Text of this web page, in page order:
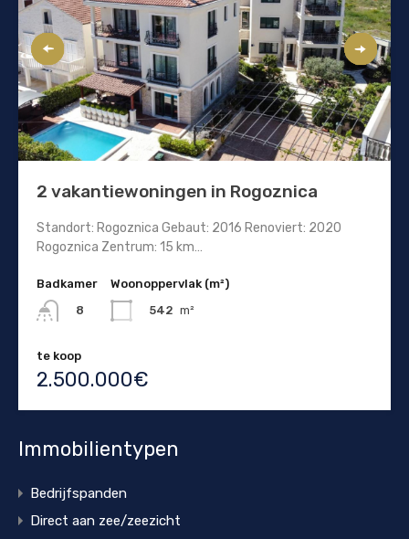
2 vakantiewoningen in Rogoznica
Standort: Rogoznica Gebaut: 2016 Renoviert: 2020
Rogoznica Zentrum: 15 km…
Badkamer
8
Woonoppervlak (m²)
542 m²
te koop
2.500.000€
Immobilientypen
Bedrijfspanden
Direct aan zee/zeezicht